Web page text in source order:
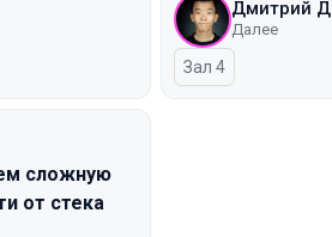
Дмитрий
Далее
Зал 4
сложную
от стека